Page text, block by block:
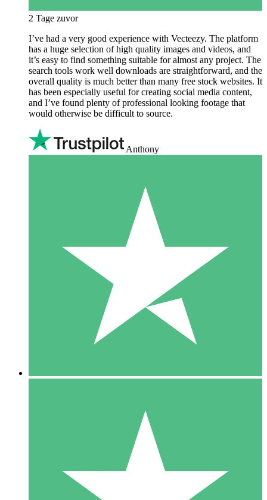
2 Tage zuvor
I’ve had a very good experience with Vecteezy. The platform
has a huge selection of high quality images and videos, and
it’s easy to find something suitable for almost any project. The
search tools work well downloads are straightforward, and the
overall quality is much better than many free stock websites. It
has been especially useful for creating social media content,
and I’ve found plenty of professional looking footage that
would otherwise be difficult to source.
Anthony